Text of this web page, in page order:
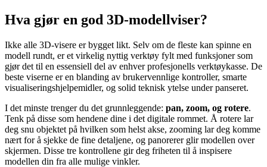
Hva gjør en god 3D-modellviser?
Ikke alle 3D-visere er bygget likt. Selv om de fleste kan spinne en
modell rundt, er et virkelig nyttig verktøy fylt med funksjoner som
gjør det til en essensiell del av enhver profesjonells verktøykasse. De
beste viserne er en blanding av brukervennlige kontroller, smarte
visualiseringshjelpemidler, og solid teknisk ytelse under panseret.
I det minste trenger du det grunnleggende: pan, zoom, og rotere.
Tenk på disse som hendene dine i det digitale rommet. Å rotere lar
deg snu objektet på hvilken som helst akse, zooming lar deg komme
nært for å sjekke de fine detaljene, og panorerer glir modellen over
skjermen. Disse tre kontrollene gir deg friheten til å inspisere
modellen din fra alle mulige vinkler.